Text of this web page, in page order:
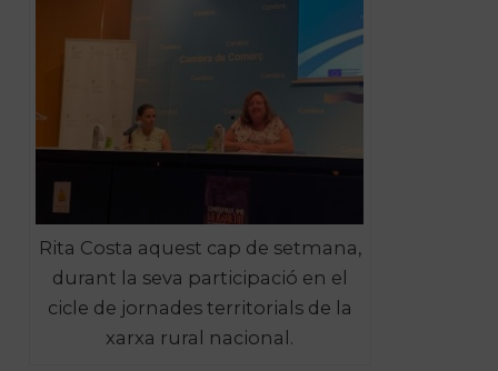
Rita Costa aquest cap de setmana,
durant la seva participació en el
cicle de jornades territorials de la
xarxa rural nacional.